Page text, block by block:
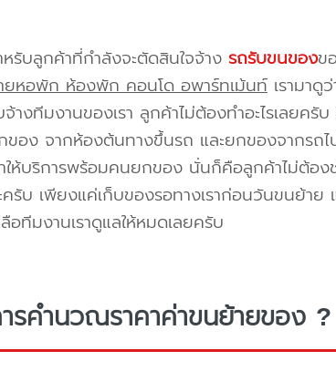
หรับลูกค้าที่กำลังจะตัดสินใจจ้าง รถรับขนของข
ยหอพัก ห้องพัก คอนโด อพาร์ทเม้นท์เรามาดู
จ้างทีมงานของเรา ลูกค้าไม่ต้องทำอะไรเลยค
ของ จากห้องต้นทางขึ้นรถ และยกของจากรถ
าให้บริการพร้อมคนยกของ นั่นก็คือลูกค้าไม่ต้อ
ครับ เพียงแค่เก็บของรอทางเราก่อนวันขนย้าย
ลือทีมงานเราดูแลให้หมดเลยครับ
รคำนวณราคาค่าขนย้ายของ ?